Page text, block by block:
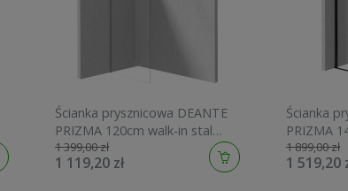
Ścianka prysznicowa DEANTE
PRIZMA 120cm walk-in stal
szczotkowana KTJ F32P
1 399,00 zł
1 119,20 zł
Ścianka
PRIZMA
przesuwna
1 899,00 zł
1 519,20